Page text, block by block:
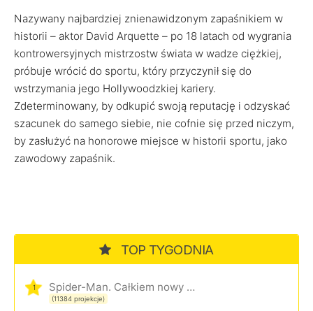
Nazywany najbardziej znienawidzonym zapaśnikiem w
historii – aktor David Arquette – po 18 latach od wygrania
kontrowersyjnych mistrzostw świata w wadze ciężkiej,
próbuje wrócić do sportu, który przyczynił się do
wstrzymania jego Hollywoodzkiej kariery.
Zdeterminowany, by odkupić swoją reputację i odzyskać
szacunek do samego siebie, nie cofnie się przed niczym,
by zasłużyć na honorowe miejsce w historii sportu, jako
zawodowy zapaśnik.
TOP TYGODNIA
1 Spider-Man. Całkiem nowy dzień
(11384 projekcje)